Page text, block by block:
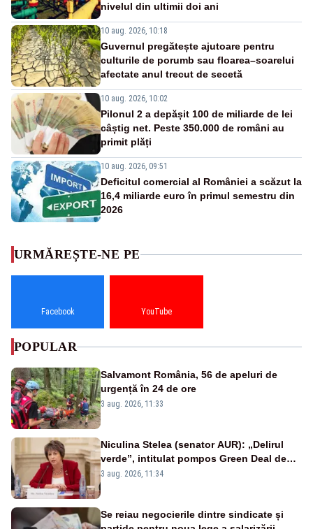
nivelul din ultimii doi ani
10 aug. 2026, 10:18
Guvernul pregătește ajutoare pentru
culturile de porumb sau floarea–soarelui
afectate anul trecut de secetă
10 aug. 2026, 10:02
Pilonul 2 a depășit 100 de miliarde de lei
câștig net. Peste 350.000 de români au
primit plăți
10 aug. 2026, 09:51
Deficitul comercial al României a scăzut la
16,4 miliarde euro în primul semestru din
2026
URMĂREȘTE-NE PE
Facebook YouTube
POPULAR
Salvamont România, 56 de apeluri de
urgență în 24 de ore
3 aug. 2026, 11:33
Niculina Stelea (senator AUR): „Delirul
verde”, intitulat pompos Green Deal de
către Bruxelles, este în mare măsură
3 aug. 2026, 11:34
Se reiau negocierile dintre sindicate și